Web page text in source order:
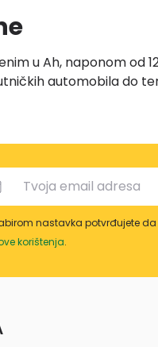
u Ah, naponom od
automobila do
Za razliku od
nastavka potvrđujete
korištenja.